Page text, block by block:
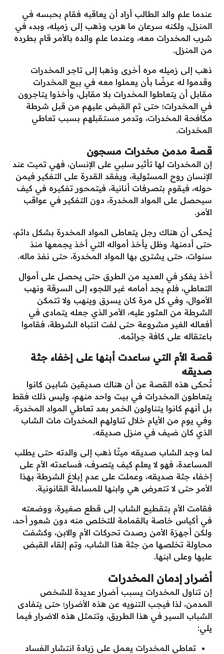
عندما علم والد الطالب أراد أن يعاقبه فقام بحبسه في
المنزل، ولكنه سرعان ما هرب وذهب إلى زميله، وبدء في
شرب المخدرات معه، وعندما علم والده بالأمر قام بطرده
من المنزل.
ذهب إلى زميله مره أخرى وذهبا إلى تاجر المخدرات
وقدموا له عرضًا بأن يعملوا معه في بيع المخدرات
مقابل أن يتعاطوا المخدرات بلا مقابل، وأخذوا يتاجرون
في المخدرات؛ حتى تم القبض عليهم من قبل شرطة
مكافحة المخدرات، وتدمر مستقبلهم بسبب تعاطي
المخدرات.
قصة مدمن مخدرات مسجون
إن المخدرات لها تأثير سلبي على الإنسان، فهي تميت عند
الإنسان روح المسئولية، ويفقد القدرة على التفكير فيمن
حوله، فيقوم بتصرفات أنانية، فيتمحور تفكيره في كيف
سيحصل على المواد المخدرة، دون التفكير في عواقب
الأمر.
يُحكى أن هناك رجل يتعاطى المواد المخدرة بشكل دائم،
حتى أدمنها، وظل يأخذ أمواله التي أخذ يجمعها منذ
سنوات، حتى يشترى بها المواد المخدرة، حتى نفذ ماله.
أخذ يفكر في العديد من الطرق حتى يحصل على أموال
التعاطي، فلم يجد أمامه غير اللجوء إلى السرقة ونهب
الأموال، وفي كل مرة كان يسرق وينهب ولا تتمكن
الشرطة من العثور عليه، الأمر الذي جعله يتمادى في
أفعاله الغير مشروعة حتى لفت انتباه الشرطة، فقاموا
باعتقاله على كافة جرائمه.
قصة الأم التي ساعدت أبنها على إخفاء جثة
صديقه
تُحكى هذه القصة عن أن هناك صديقين شابين كانوا
يتعاطون المخدرات في بيت واحد منهم، وليس ذلك فقط
بل أنهم كانوا يتناولون الخمر بعد تعاطي المواد المخدرة،
وفي يوم من الأيام خلال تناولهم المخدرات مات الشاب
الذي كان ضيف في منزل صديقه.
لما وجد الشاب صديقه ميتًا ذهب إلى والدته حتى يطلب
المساعدة، فهو لا يعلم كيف يتصرف، فساعدته الأم على
إخفاء جثة صديقه، وعملت على عدم إبلاغ الشرطة بهذا
الأمر حتى لا تتعرض هي وابنها للمساءلة القانونية.
فقامت الأم بتقطيع الشاب إلى قطع صغيرة، ووضعته
في أكياس خاصة بالقمامة للتخلص منه دون شعور أحد،
ولكن أجهزة الأمن رصدت تحركات الأم والابن، وكشفت
محاولة تخلصها من جثة هذا الشاب، وتم إلقاء القبض
عليها وعلى ابنها.
أضرار إدمان المخدرات
إن تناول المخدرات يسبب أضرار عديدة للشخص
المدمن، لذا فيجب التنويه عن هذه الأضرار؛ حتى يتفادى
الشباب السير في هذا الطريق، وتتمثل هذه الاضرار فيما
يلي:
تعاطي المخدرات يعمل على زيادة انتشار الفساد